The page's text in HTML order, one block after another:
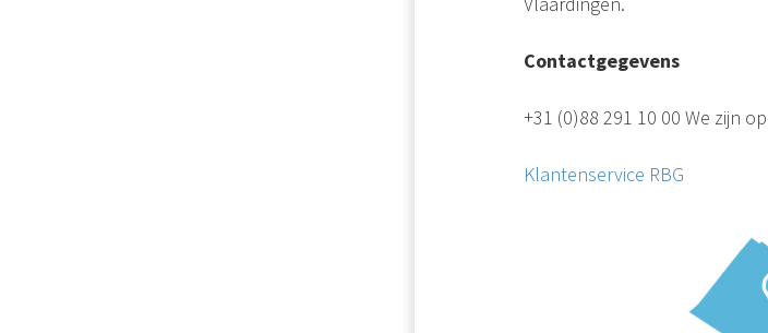
Contactgegevens
+31 (0)88 291 10 00 We zijn
Klantenservice RBG